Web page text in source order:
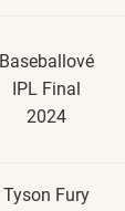
Baseballové
IPL Final
2024
Tyson Fury